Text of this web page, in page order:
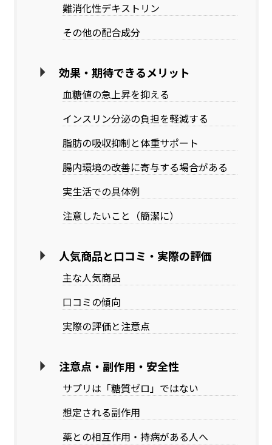
難消化性デキストリン
その他の配合成分
効果・期待できるメリット
血糖値の急上昇を抑える
インスリン分泌の負担を軽減する
脂肪の吸収抑制と体重サポート
腸内環境の改善に寄与する場合がある
実生活での具体例
注意したいこと（簡潔に）
人気商品と口コミ・実際の評価
主な人気商品
口コミの傾向
実際の評価と注意点
注意点・副作用・安全性
サプリは「糖質ゼロ」ではない
想定される副作用
薬との相互作用・持病がある人へ